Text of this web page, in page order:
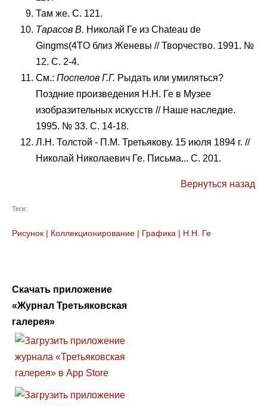
Там же. С. 121.
Тарасов В. Николай Ге из Chateau de
Gingms(4TO близ Женевы // Творчество. 1991. №
12. С. 2-4.
См.: Поспелов Г.Г. Рыдать или умиляться?
Поздние произведения Н.Н. Ге в Музее
изобразительных искусств // Наше наследие.
1995. № 33. С. 14-18.
Л.Н. Толстой - П.М. Третьякову. 15 июля 1894 г. //
Николай Николаевич Ге. Письма... С. 201.
Вернуться назад
Теги:
Рисунок | Коллекционирование | Графика | Н.Н. Ге
Скачать приложение
«Журнал Третьяковская
галерея»